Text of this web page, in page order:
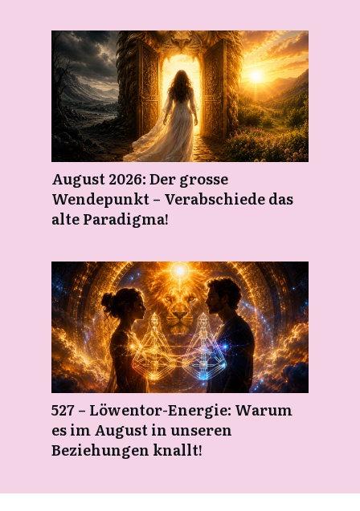
August 2026: Der grosse
Wendepunkt – Verabschiede das
alte Paradigma!
527 – Löwentor-Energie: Warum
es im August in unseren
Beziehungen knallt!